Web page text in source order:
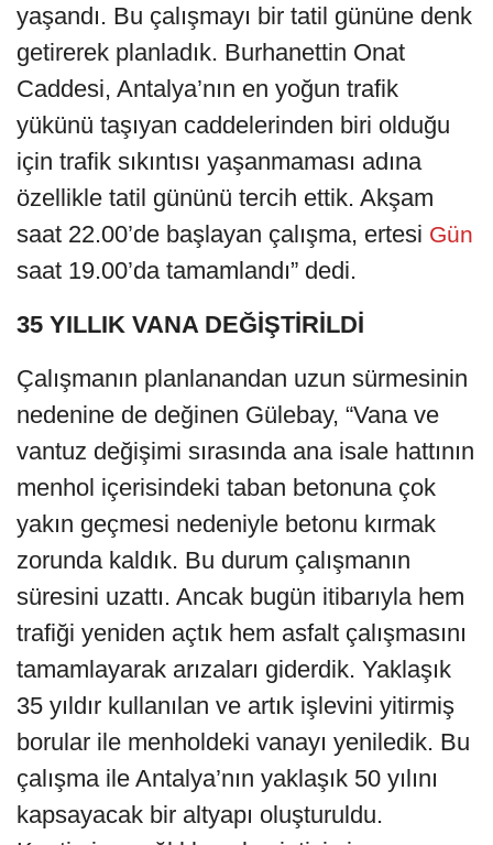
yaşandı. Bu çalışmayı bir tatil gününe denk
getirerek planladık. Burhanettin Onat
Caddesi, Antalya’nın en yoğun trafik
yükünü taşıyan caddelerinden biri olduğu
için trafik sıkıntısı yaşanmaması adına
özellikle tatil gününü tercih ettik. Akşam
saat 22.00’de başlayan çalışma, ertesi Gün
saat 19.00’da tamamlandı” dedi.
35 YILLIK VANA DEĞİŞTİRİLDİ
Çalışmanın planlanandan uzun sürmesinin
nedenine de değinen Gülebay, “Vana ve
vantuz değişimi sırasında ana isale hattının
menhol içerisindeki taban betonuna çok
yakın geçmesi nedeniyle betonu kırmak
zorunda kaldık. Bu durum çalışmanın
süresini uzattı. Ancak bugün itibarıyla hem
trafiği yeniden açtık hem asfalt çalışmasını
tamamlayarak arızaları giderdik. Yaklaşık
35 yıldır kullanılan ve artık işlevini yitirmiş
borular ile menholdeki vanayı yeniledik. Bu
çalışma ile Antalya’nın yaklaşık 50 yılını
kapsayacak bir altyapı oluşturuldu.